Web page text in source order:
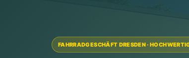
FAHRRADGESCHÄFT DRESDEN ·